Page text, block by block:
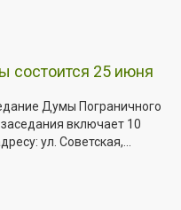
состоится 25 июня
Думы Пограничного
включает 10
ул. Советская,...